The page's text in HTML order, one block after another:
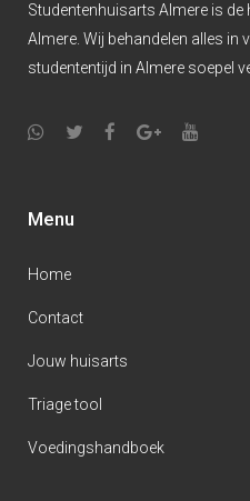
Studentenhuisarts Almere is
Almere. Wij behandelen alles in
studententijd in Almere soepel
Menu
Home
Contact
Jouw huisarts
Triage tool
Voedingshandboek